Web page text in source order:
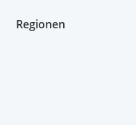
Regionen